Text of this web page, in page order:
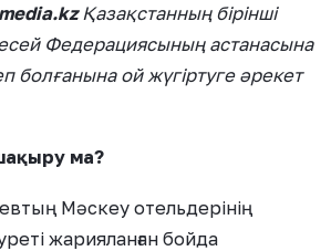
Қазақстанның бірінші
Федерациясының астанасына
болғанына ой жүгіртуге әрекет
ма?
Мәскеу отельдерінің
жарияланған бойда